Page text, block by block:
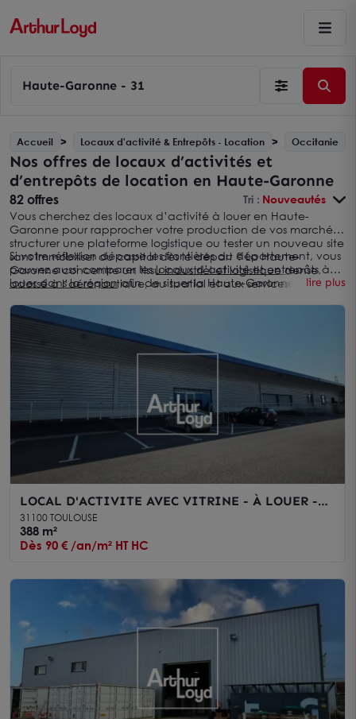
Haute-Garonne - 31
Accueil Locaux d'activité & Entrepôts - Location Occitanie
Nos offres de locaux d’activités et
d’entrepôts de location en Haute-Garonne
82 offres Tri : Nouveautés
Vous cherchez des locaux d’activité à louer en Haute-
Garonne pour rapprocher votre production de vos marchés,
structurer une plateforme logistique ou tester un nouveau site
sans immobiliser du capital dès le départ ? La Haute-
Garonne concentre un tissu industriel et logistique dense,
adossé à l’aéronautique, au spatial et aux services aux
Si votre réflexion dépasse les frontières du département, vous
pouvez aussi comparer leslocaux d’activité et entrepôts à
louer dans la régionafin de situer la Haute-Garonne parlire plus
LOCAL D'ACTIVITE AVEC VITRINE - À LOUER -
TOULOUSE PROCHE ROUTE D'ESPAGNE
31100 TOULOUSE
388 m²
Dès 90 € /an/m² HT HC